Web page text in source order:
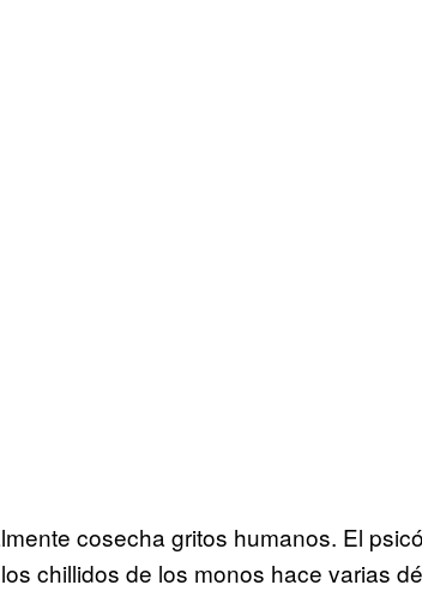
cosecha gritos humanos. El
chillidos de los monos hace varias